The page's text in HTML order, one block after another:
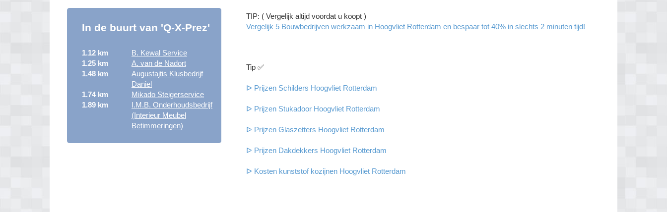
In de buurt van 'Q-X-Prez'
1.12 km
B. Kewal Service
1.25 km
A. van de Nadort
1.48 km
Augustajtis Klusbedrijf
Daniel
1.74 km
Mikado Steigerservice
1.89 km
I.M.B. Onderhoudsbedrijf
(Interieur Meubel
Betimmeringen)
TIP: ( Vergelijk altijd voordat u koopt )
Vergelijk 5 Bouwbedrijven werkzaam in Hoogvliet Rotterdam en bespaar tot 40% in slechts 2 minuten tijd!
Tip ✅
ᐅ Prijzen Schilders Hoogvliet Rotterdam
ᐅ Prijzen Stukadoor Hoogvliet Rotterdam
ᐅ Prijzen Glaszetters Hoogvliet Rotterdam
ᐅ Prijzen Dakdekkers Hoogvliet Rotterdam
ᐅ Kosten kunststof kozijnen Hoogvliet Rotterdam